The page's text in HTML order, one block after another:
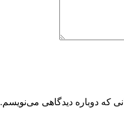
که دوباره دیدگاهی می‌نویسم.